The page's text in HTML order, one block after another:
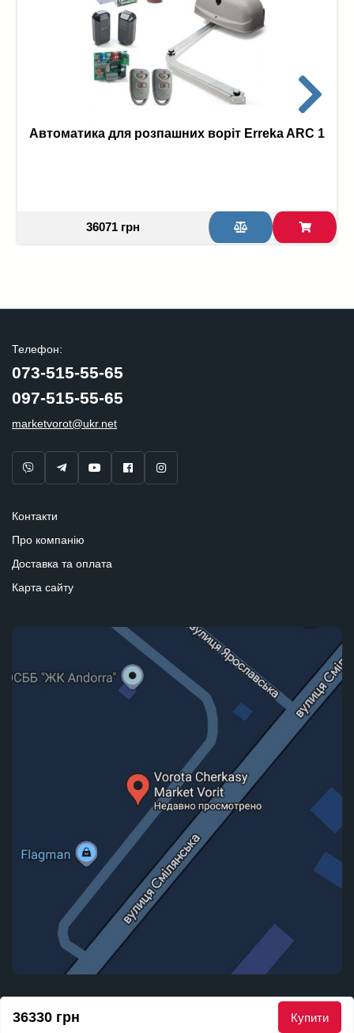
36330 грн Купити
Автоматика для розпашних воріт Erreka ARC 1
36071 грн
Телефон:
073-515-55-65
097-515-55-65
marketvorot@ukr.net
Контакти
Про компанію
Доставка та оплата
Карта сайту
© 2010 - 2026 Маркет Воріт. Всі права захищені